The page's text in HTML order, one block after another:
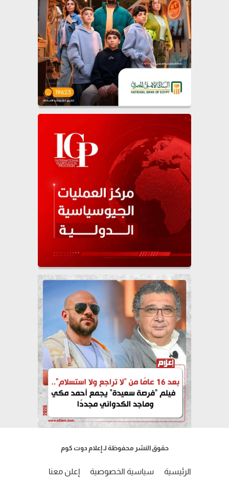
حقوق النشر محفوظة لـ إعلام دوت كوم
الرئيسية سياسية الخصوصية إعلن معنا